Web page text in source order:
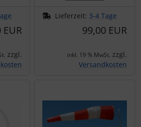
EUR
zzgl.
Lieferzeit: 3-4 Tage
99,00 EUR
inkl. 19 % MwSt. zzgl.
Versandkosten